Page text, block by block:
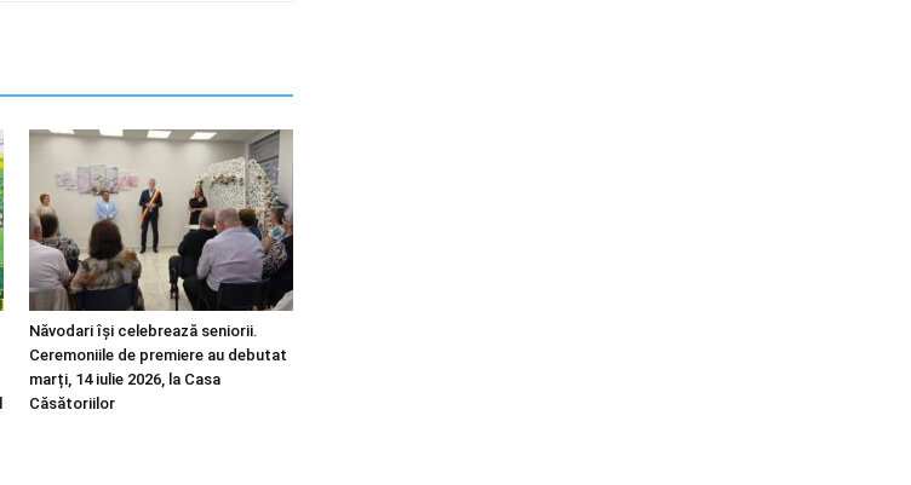
Năvodari își celebrează seniorii.
Ceremoniile de premiere au debutat
marți, 14 iulie 2026, la Casa
Căsătoriilor